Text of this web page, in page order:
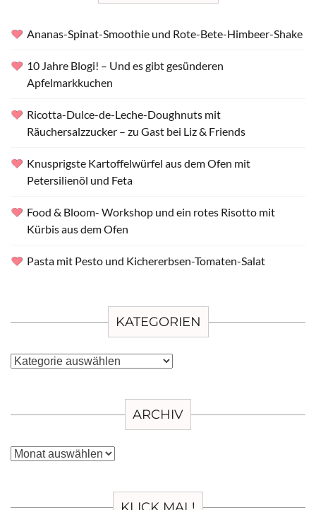
Ananas-Spinat-Smoothie und Rote-Bete-Himbeer-Shake
10 Jahre Blogi! – Und es gibt gesünderen
Apfelmarkkuchen
Ricotta-Dulce-de-Leche-Doughnuts mit
Räuchersalzzucker – zu Gast bei Liz & Friends
Knusprigste Kartoffelwürfel aus dem Ofen mit
Petersilienöl und Feta
Food & Bloom- Workshop und ein rotes Risotto mit
Kürbis aus dem Ofen
Pasta mit Pesto und Kichererbsen-Tomaten-Salat
KATEGORIEN
Kategorien
ARCHIV
Archiv